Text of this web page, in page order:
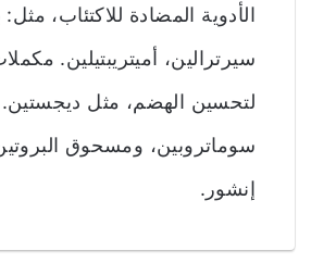
الأدوية المضادة للاكتئاب،
سيرترالين، أميتريبتيلين.
لتحسين الهضم، مثل
سوماتروبين، ومسحوق
إنشور.